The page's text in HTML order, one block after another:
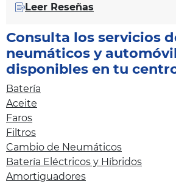
Leer Reseñas
Consulta los servicios
neumáticos y
disponibles en tu
Batería
Aceite
Faros
Filtros
Cambio de Neumáticos
Batería Eléctricos y Híbridos
Amortiguadores